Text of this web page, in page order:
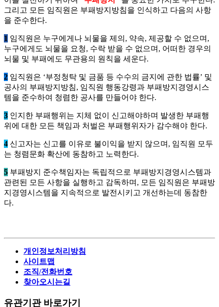
그리고 모든 임직원은 부패방지방침을 인식하고 다음의 사항
을 준수한다.
1 임직원은 누구에게나 뇌물을 제의, 약속, 제공할 수 없으며,
누구에게도 뇌물을 요청, 수락 받을 수 없으며, 어떠한 경우의
뇌물 및 부패에도 무관용의 원칙을 세운다.
2 임직원은 ‘부정청탁 및 금품 등 수수의 금지에 관한 법률’ 및
공사의 부패방지방침, 임직원 행동강령과 부패방지경영시스
템을 준수하여 청렴한 공사를 만들어야 한다.
3 인지한 부패행위는 지체 없이 신고해야하며 발생한 부패행
위에 대한 모든 책임과 처벌은 부패행위자가 감수해야 한다.
4 신고자는 신고를 이유로 불이익을 받지 않으며, 임직원 모두
는 청렴문화 확산에 동참하고 노력한다.
5 부패방지 준수책임자는 독립적으로 부패방지경영시스템과
관련된 모든 사항을 실행하고 감독하며, 모든 임직원은 부패방
지경영시스템을 지속적으로 발전시키고 개선하는데 동참한
다.
개인정보처리방침
사이트맵
조직/전화번호
찾아오시는길
유관기관 바로가기